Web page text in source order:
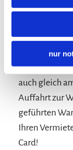
nur
Profitieren
Card, von
auch gleich
Auffahrt zur
geführten
Ihren
Card!